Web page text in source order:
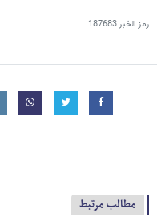
رمز الخبر187683
مطالب مرتبط